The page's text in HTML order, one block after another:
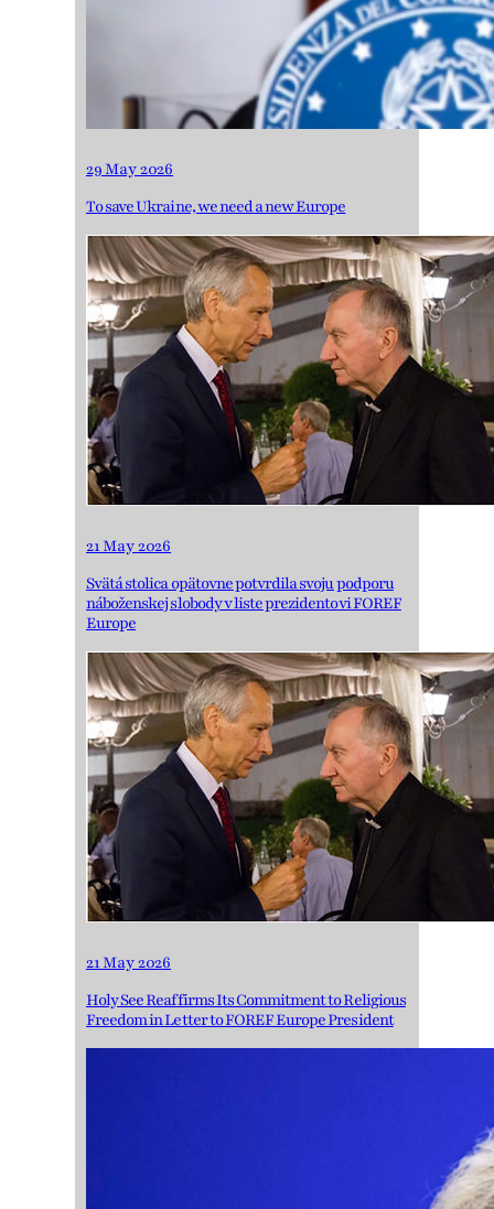
29 May 2026
To save Ukraine, we need a new Europe
21 May 2026
Svätá stolica opätovne potvrdila svoju podporu
náboženskej slobody v liste prezidentovi FOREF
Europe
21 May 2026
Holy See Reaffirms Its Commitment to Religious
Freedom in Letter to FOREF Europe President